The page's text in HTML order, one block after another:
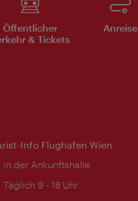
Öffentlicher
& Tickets
Anreise
Info Flughafen Wien
Ort:
in der Ankunftshalle
Öffnungszeiten:
Täglich 9 - 18 Uhr